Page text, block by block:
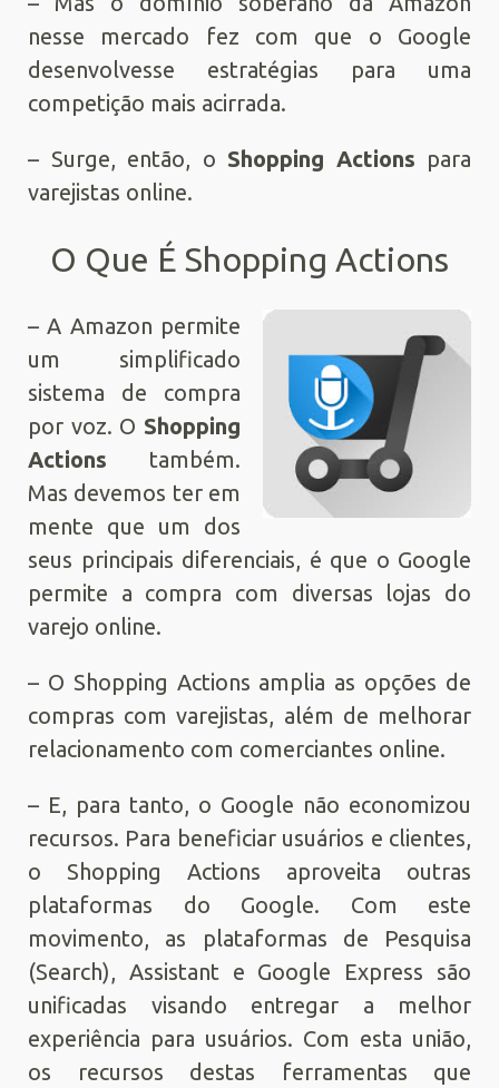
nesse mercado fez com que o Google
desenvolvesse estratégias para uma
competição mais acirrada.
– Surge, então, o Shopping Actions para
varejistas online.
O Que É Shopping Actions
– A Amazon permite
um simplificado
sistema de compra
por voz. O Shopping
Actions também.
Mas devemos ter em
mente que um dos
seus principais diferenciais, é que o Google
permite a compra com diversas lojas do
varejo online.
– O Shopping Actions amplia as opções de
compras com varejistas, além de melhorar
relacionamento com comerciantes online.
– E, para tanto, o Google não economizou
recursos. Para beneficiar usuários e clientes,
o Shopping Actions aproveita outras
plataformas do Google. Com este
movimento, as plataformas de Pesquisa
(Search), Assistant e Google Express são
unificadas visando entregar a melhor
experiência para usuários. Com esta união,
os recursos destas ferramentas que